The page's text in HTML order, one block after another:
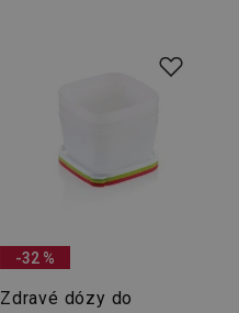
-32 %
Zdravé dózy do